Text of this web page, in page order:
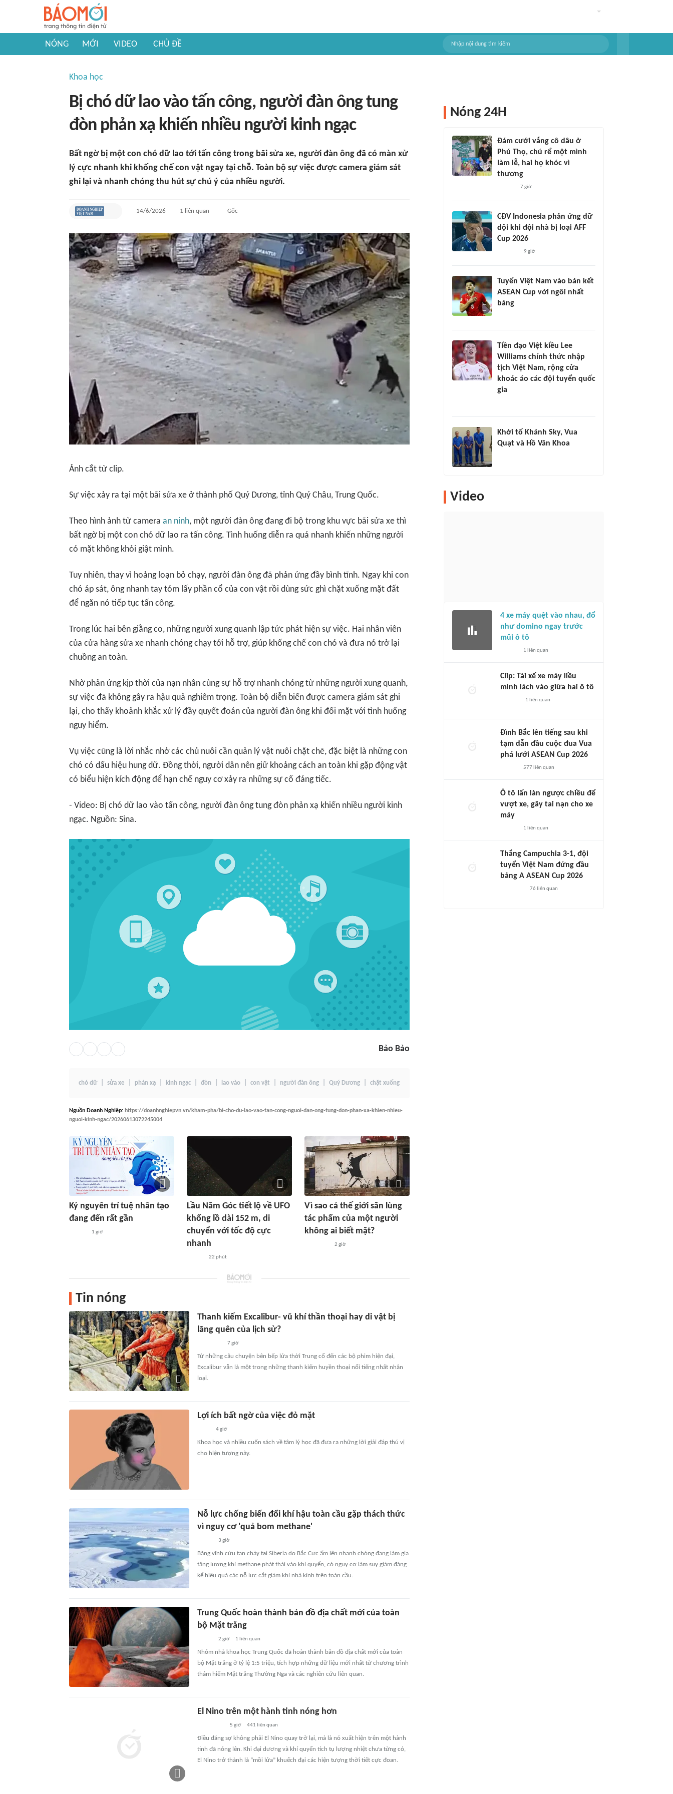
NÓNG MỚI VIDEO CHỦ ĐỀ
Khoa học
Bị chó dữ lao vào tấn công, người đàn ông tung
đòn phản xạ khiến nhiều người kinh ngạc
Bất ngờ bị một con chó dữ lao tới tấn công trong bãi sửa xe, người đàn ông đã có màn xử
lý cực nhanh khi khống chế con vật ngay tại chỗ. Toàn bộ sự việc được camera giám sát
ghi lại và nhanh chóng thu hút sự chú ý của nhiều người.
14/6/2026 1 liên quan Gốc
Ảnh cắt từ clip.
Sự việc xảy ra tại một bãi sửa xe ở thành phố Quý Dương, tỉnh Quý Châu, Trung Quốc.
Theo hình ảnh từ camera an ninh, một người đàn ông đang đi bộ trong khu vực bãi sửa xe thì
bất ngờ bị một con chó dữ lao ra tấn công. Tình huống diễn ra quá nhanh khiến những người
có mặt không khỏi giật mình.
Tuy nhiên, thay vì hoảng loạn bỏ chạy, người đàn ông đã phản ứng đầy bình tĩnh. Ngay khi con
chó áp sát, ông nhanh tay tóm lấy phần cổ của con vật rồi dùng sức ghì chặt xuống mặt đất
để ngăn nó tiếp tục tấn công.
Trong lúc hai bên giằng co, những người xung quanh lập tức phát hiện sự việc. Hai nhân viên
của cửa hàng sửa xe nhanh chóng chạy tới hỗ trợ, giúp khống chế con chó và đưa nó trở lại
chuồng an toàn.
Nhờ phản ứng kịp thời của nạn nhân cùng sự hỗ trợ nhanh chóng từ những người xung quanh,
sự việc đã không gây ra hậu quả nghiêm trọng. Toàn bộ diễn biến được camera giám sát ghi
lại, cho thấy khoảnh khắc xử lý đầy quyết đoán của người đàn ông khi đối mặt với tình huống
nguy hiểm.
Vụ việc cũng là lời nhắc nhở các chủ nuôi cần quản lý vật nuôi chặt chẽ, đặc biệt là những con
chó có dấu hiệu hung dữ. Đồng thời, người dân nên giữ khoảng cách an toàn khi gặp động vật
có biểu hiện kích động để hạn chế nguy cơ xảy ra những sự cố đáng tiếc.
- Video: Bị chó dữ lao vào tấn công, người đàn ông tung đòn phản xạ khiến nhiều người kinh
ngạc. Nguồn: Sina.
Bảo Bảo
chó dữ sửa xe phản xạ kinh ngạc đòn lao vào con vật người đàn ông Quý Dương chặt xuống
Nguồn Doanh Nghiệp: https://doanhnghiepvn.vn/kham-pha/bi-cho-du-lao-vao-tan-cong-nguoi-dan-ong-tung-don-phan-xa-khien-nhieu-
nguoi-kinh-ngac/20260613072245004
Kỷ nguyên trí tuệ nhân tạo
đang đến rất gần
1 giờ
Lầu Năm Góc tiết lộ về UFO
khổng lồ dài 152 m, di
chuyển với tốc độ cực
nhanh
22 phút
Vì sao cả thế giới săn lùng
tác phẩm của một người
không ai biết mặt?
2 giờ
Tin nóng
Thanh kiếm Excalibur- vũ khí thần thoại hay di vật bị
lãng quên của lịch sử?
7 giờ
Từ những câu chuyện bên bếp lửa thời Trung cổ đến các bộ phim hiện đại,
Excalibur vẫn là một trong những thanh kiếm huyền thoại nổi tiếng nhất nhân
loại.
Lợi ích bất ngờ của việc đỏ mặt
4 giờ
Khoa học và nhiều cuốn sách về tâm lý học đã đưa ra những lời giải đáp thú vị
cho hiện tượng này.
Nỗ lực chống biến đổi khí hậu toàn cầu gặp thách thức
vì nguy cơ 'quả bom methane'
3 giờ
Băng vĩnh cửu tan chảy tại Siberia do Bắc Cực ấm lên nhanh chóng đang làm gia
tăng lượng khí methane phát thải vào khí quyển, có nguy cơ làm suy giảm đáng
kể hiệu quả các nỗ lực cắt giảm khí nhà kính trên toàn cầu.
Trung Quốc hoàn thành bản đồ địa chất mới của toàn
bộ Mặt trăng
2 giờ 1 liên quan
Nhóm nhà khoa học Trung Quốc đã hoàn thành bản đồ địa chất mới của toàn
bộ Mặt trăng ở tỷ lệ 1:5 triệu, tích hợp những dữ liệu mới nhất từ chương trình
thám hiểm Mặt trăng Thường Nga và các nghiên cứu liên quan.
El Nino trên một hành tinh nóng hơn
5 giờ 441 liên quan
Điều đáng sợ không phải El Nino quay trở lại, mà là nó xuất hiện trên một hành
tinh đã nóng lên. Khi đại dương và khí quyển tích tụ lượng nhiệt chưa từng có,
El Nino trở thành là “mồi lửa” khuếch đại các hiện tượng thời tiết cực đoan.
Nóng 24H
Đám cưới vắng cô dâu ở
Phú Thọ, chú rể một mình
làm lễ, hai họ khóc vì
thương
7 giờ
CĐV Indonesia phản ứng dữ
dội khi đội nhà bị loại AFF
Cup 2026
9 giờ
Tuyển Việt Nam vào bán kết
ASEAN Cup với ngôi nhất
bảng
Tiền đạo Việt kiều Lee
Williams chính thức nhập
tịch Việt Nam, rộng cửa
khoác áo các đội tuyển quốc
gia
Khởi tố Khánh Sky, Vua
Quạt và Hồ Văn Khoa
Video
4 xe máy quệt vào nhau, đổ
như domino ngay trước
mũi ô tô
1 liên quan
Clip: Tài xế xe máy liều
mình lách vào giữa hai ô tô
1 liên quan
Đình Bắc lên tiếng sau khi
tạm dẫn đầu cuộc đua Vua
phá lưới ASEAN Cup 2026
577liên quan
Ô tô lấn làn ngược chiều để
vượt xe, gây tai nạn cho xe
máy
1 liên quan
Thắng Campuchia 3-1, đội
tuyển Việt Nam đứng đầu
bảng A ASEAN Cup 2026
76 liên quan